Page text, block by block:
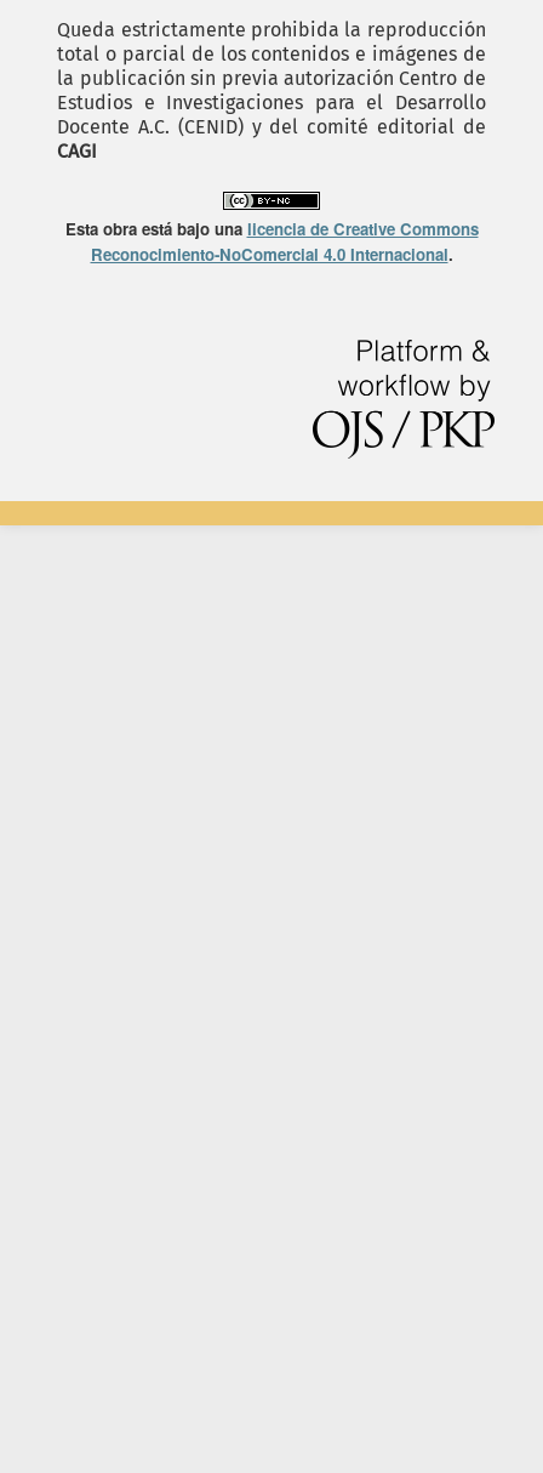
Queda estrictamente prohibida la reproducción
total o parcial de los contenidos e imágenes de
la publicación sin previa autorización Centro de
Estudios e Investigaciones para el Desarrollo
Docente A.C. (CENID) y del comité editorial de
CAGI
Esta obra está bajo una licencia de Creative Commons
Reconocimiento-NoComercial 4.0 Internacional.